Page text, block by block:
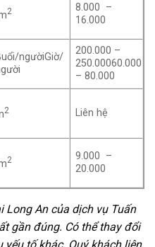
2
8.000 –
16.000
ngườiGiờ/
200.000 –
250.00060.000
– 80.000
2 Liên hệ
2
9.000 –
20.000
Long An của dịch vụ Tuấn
gần đúng. Có thể thay đổi